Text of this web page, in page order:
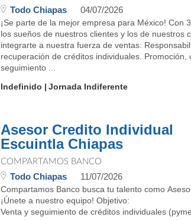
Todo Chiapas 04/07/2026
¡Se parte de la mejor empresa para México! Con
los sueños de nuestros clientes y los de nuestros
integrarte a nuestra fuerza de ventas:
recuperación de créditos individuales. Promoción,
seguimiento ...
Indefinido
Jornada Indiferente
Asesor Credito Individual
Escuintla Chiapas
COMPARTAMOS BANCO
Todo Chiapas 11/07/2026
Compartamos Banco busca tu talento como
¡Únete a nuestro equipo! Objetivo:
Venta y seguimiento de créditos individuales